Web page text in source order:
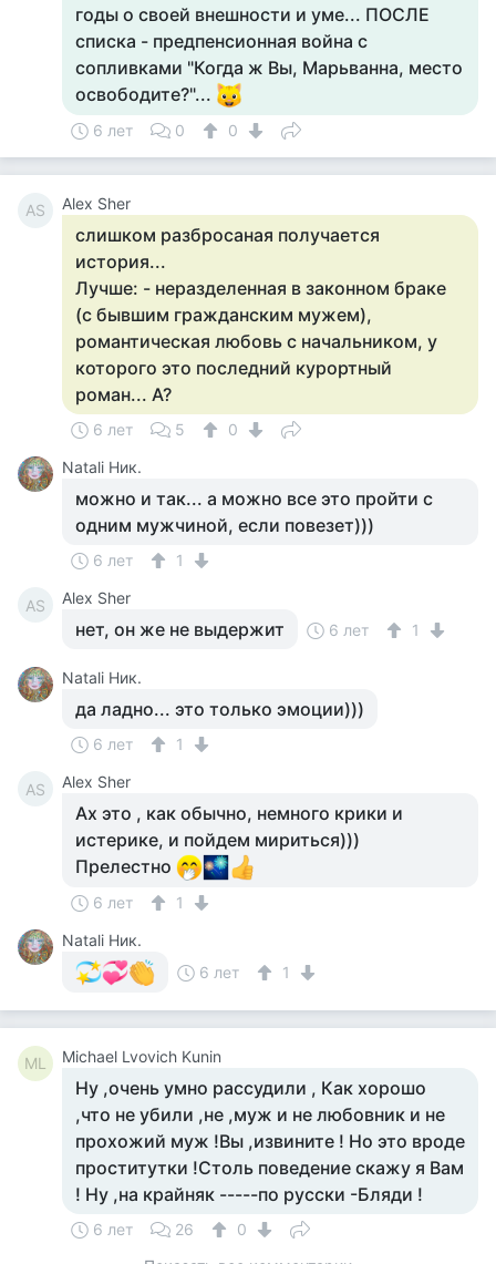
годы о своей внешности и уме... ПОСЛЕ
списка - предпенсионная война с
сопливками "Когда ж Вы, Марьванна, место
освободите?"...
6 лет 0 0
AS Alex Sher
слишком разбросаная получается
история...
Лучше: - неразделенная в законном браке
(с бывшим гражданским мужем),
романтическая любовь с начальником, у
которого это последний курортный
роман... А?
6 лет 5
0
Natali Ник.
можно и так... а можно все это пройти с
одним мужчиной, если повезет)))
6 лет 1
AS Alex Sher
нет, он же не выдержит 6 лет 1
Natali Ник.
да ладно... это только эмоции)))
6 лет 1
AS Alex Sher
Ах это , как обычно, немного крики и
истерике, и пойдем мириться)))
Прелестно
6 лет
1
Natali Ник.
6 лет
1
ML Michael Lvovich Kunin
Ну ,очень умно рассудили , Как хорошо
,что не убили ,не ,муж и не любовник и не
прохожий муж !Вы ,извините ! Но это вроде
проститутки !Столь поведение скажу я Вам
! Ну ,на крайняк -----по русски -Бляди !
6 лет 26
0